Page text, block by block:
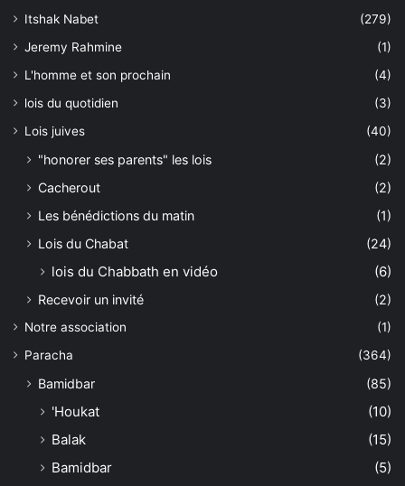
Itshak Nabet
(279)
Jeremy Rahmine
(1)
L'homme et son prochain
(4)
lois du quotidien
(3)
Lois juives
(40)
"honorer ses parents" les lois
(2)
Cacherout
(2)
Les bénédictions du matin
(1)
Lois du Chabat
(24)
lois du Chabbath en vidéo (6)
Recevoir un invité (2)
Notre association
(1)
Paracha
(364)
Bamidbar (85)
'Houkat
(10)
Balak
(15)
Bamidbar
(5)